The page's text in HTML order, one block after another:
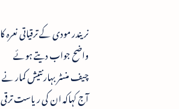
نریندر مودی کے ترقیاتی نعرہ کا
واضح جواب دیتے ہوئے
چیف منسٹر بہار نتیش کمار نے
آج کہاکہ ان کی ریاست ترقی